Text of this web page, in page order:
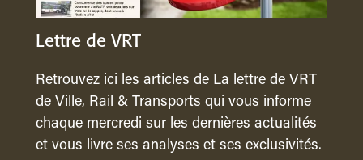
Lettre de VRT
Retrouvez ici les articles de La lettre de VRT
de Ville, Rail & Transports qui vous informe
chaque mercredi sur les dernières actualités
et vous livre ses analyses et ses exclusivités.